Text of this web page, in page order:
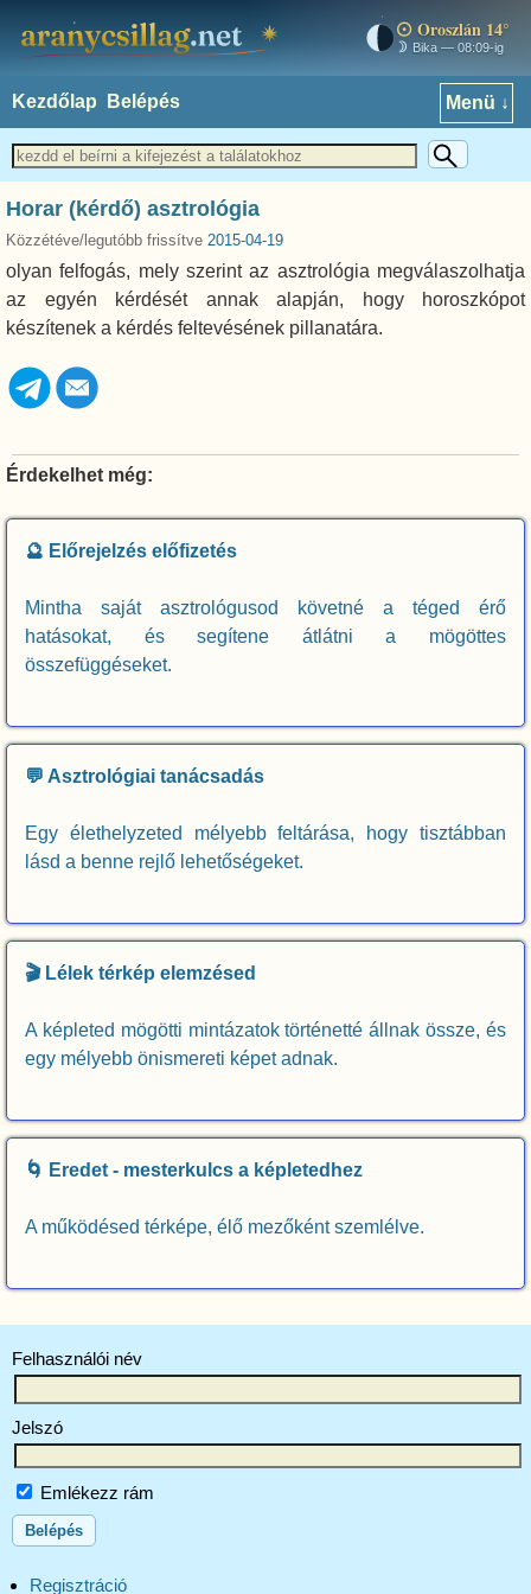
aranycsillag.net Oroszlán 14°
Bika — 08:09-ig
Kezdőlap Belépés Menü ↓
Horar (kérdő) asztrológia
Közzétéve/legutóbb frissítve 2015-04-19
olyan felfogás, mely szerint az asztrológia megválaszolhatja
az egyén kérdését annak alapján, hogy horoszkópot
készítenek a kérdés feltevésének pillanatára.
Érdekelhet még:
🔮 Előrejelzés előfizetés
Mintha saját asztrológusod követné a téged érő
hatásokat, és segítene átlátni a mögöttes
összefüggéseket.
💬 Asztrológiai tanácsadás
Egy élethelyzeted mélyebb feltárása, hogy tisztábban
lásd a benne rejlő lehetőségeket.
🎬 Lélek térkép elemzésed
A képleted mögötti mintázatok történetté állnak össze, és
egy mélyebb önismereti képet adnak.
🌀 Eredet - mesterkulcs a képletedhez
A működésed térképe, élő mezőként szemlélve.
Felhasználói név
Jelszó
Emlékezz rám
Regisztráció